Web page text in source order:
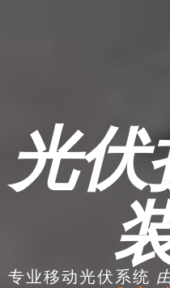
光
专业移动光伏系统